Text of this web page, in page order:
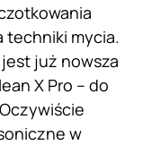
techniki mycia.
już nowsza
X Pro – do
w